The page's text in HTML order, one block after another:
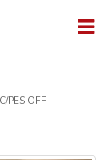
PES OFF